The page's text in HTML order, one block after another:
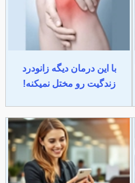
با این درمان دیگه زانودرد
زندگیت رو مختل نمیکنه!